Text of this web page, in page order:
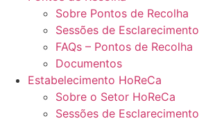
Sobre Pontos de Recolha
Sessões de Esclarecimento
FAQs – Pontos de Recolha
Documentos
Estabelecimento HoReCa
Sobre o Setor HoReCa
Sessões de Esclarecimento